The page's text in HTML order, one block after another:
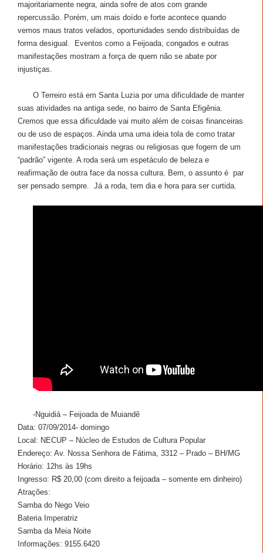
majoritariamente negra, ainda sofre de atos com grande
repercussão. Porém, um mais doído e forte acontece quando
vemos maus tratos velados, oportunidades sendo distribuídas de
forma desigual. Eventos como a Feijoada, congados e outras
manifestações mostram a força de quem não se abate por
injustiças.
O Terreiro está em Santa Luzia por uma dificuldade de manter
suas atividades na antiga sede, no bairro de Santa Efigênia.
Cremos que essa dificuldade vai muito além de coisas financeiras
ou de uso de espaços. Ainda uma uma ideia tola de como tratar
manifestações tradicionais negras ou religiosas que fogem de um
“padrão” vigente. A roda será um espetáculo de beleza e
reafirmação de outra face da nossa cultura. Bem, o assunto é par
ser pensado sempre. Já a roda, tem dia e hora para ser curtida.
-Nguidiá – Feijoada de Muiandê
Data: 07/09/2014- domingo
Local: NECUP – Núcleo de Estudos de Cultura Popular
Endereço: Av. Nossa Senhora de Fátima, 3312 – Prado – BH/MG
Horário: 12hs às 19hs
Ingresso: R$ 20,00 (com direito a feijoada – somente em dinheiro)
Atrações:
Samba do Nego Veio
Bateria Imperatriz
Samba da Meia Noite
Informações: 9155.6420